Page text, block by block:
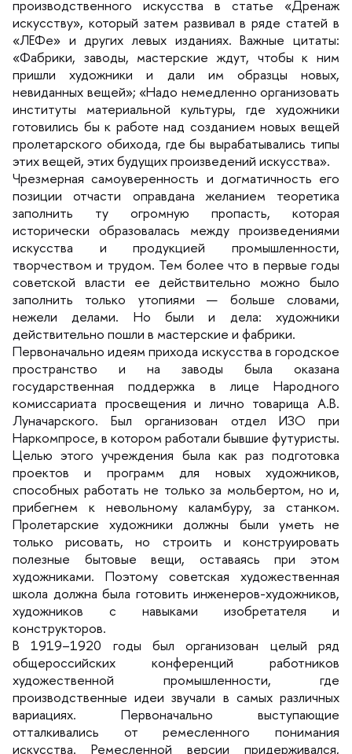
производственного искусства в статье «Дренаж
искусству», который затем развивал в ряде статей
«ЛЕФе» и других левых изданиях. Важные цитаты:
«Фабрики, заводы, мастерские ждут, чтобы к ним
пришли художники и дали им образцы новых,
невиданных вещей»; «Надо немедленно организовать
институты материальной культуры, где художники
отовились бы к работе над созданием новых вещей
пролетарского обихода, где бы вырабатывались типы
этих вещей, этих будущих произведений искусства».
Чрезмерная самоуверенность и догматичность его
позиции отчасти оправдана желанием теоретика
заполнить ту огромную пропасть, которая
исторически образовалась между произведениями
искусства и продукцией промышленности,
творчеством и трудом. Тем более что в первые годы
советской власти ее действительно можно было
заполнить только утопиями — больше словами,
нежели делами. Но были и дела: художники
действительно пошли в мастерские и фабрики.
Первоначально идеям прихода искусства в городское
пространство и на заводы была оказана
осударственная поддержка в лице Народного
комиссариата просвещения и лично товарища А.В.
Луначарского. Был организован отдел ИЗО при
Наркомпросе, в котором работали бывшие футуристы.
Целью этого учреждения была как раз подготовка
проектов и программ для новых художников,
способных работать не только за мольбертом, но и,
прибегнем к невольному каламбуру, за станком.
Пролетарские художники должны были уметь не
только рисовать, но строить и конструировать
полезные бытовые вещи, оставаясь при этом
художниками. Поэтому советская художественная
школа должна была готовить инженеров-художников,
художников с навыками изобретателя и
конструкторов.
1919–1920 годы был организован целый ряд
общероссийских конференций работнико
художественной промышленности, где
производственные идеи звучали в самых различных
ариациях. Первоначально выступающие
отталкивались от ремесленного понимания
искусства. Ремесленной версии придерживался,